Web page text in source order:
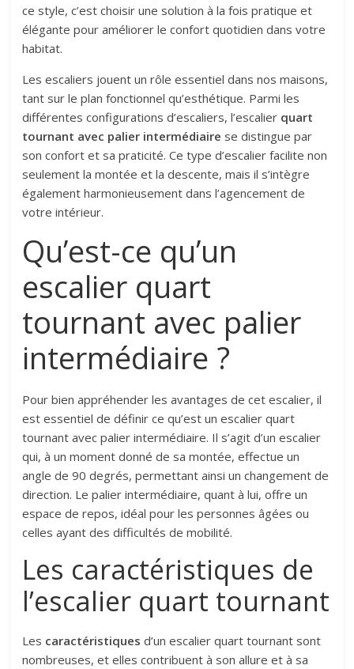
ce style, c’est choisir une solution à la fois pratique et
élégante pour améliorer le confort quotidien dans votre
habitat.
Les escaliers jouent un rôle essentiel dans nos maisons,
tant sur le plan fonctionnel qu’esthétique. Parmi les
différentes configurations d’escaliers, l’escalier quart
tournant avec palier intermédiaire se distingue par
son confort et sa praticité. Ce type d’escalier facilite non
seulement la montée et la descente, mais il s’intègre
également harmonieusement dans l’agencement de
votre intérieur.
Qu’est-ce qu’un
escalier quart
tournant avec palier
intermédiaire ?
Pour bien appréhender les avantages de cet escalier, il
est essentiel de définir ce qu’est un escalier quart
tournant avec palier intermédiaire. Il s’agit d’un escalier
qui, à un moment donné de sa montée, effectue un
angle de 90 degrés, permettant ainsi un changement de
direction. Le palier intermédiaire, quant à lui, offre un
espace de repos, idéal pour les personnes âgées ou
celles ayant des difficultés de mobilité.
Les caractéristiques de
l’escalier quart tournant
Les caractéristiques d’un escalier quart tournant sont
nombreuses, et elles contribuent à son allure et à sa